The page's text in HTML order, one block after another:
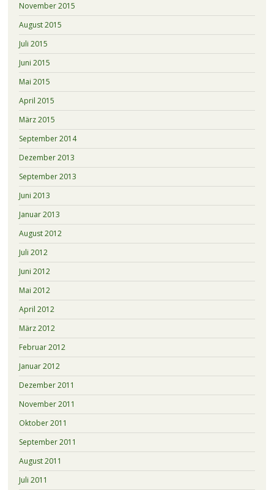
November 2015
August 2015
Juli 2015
Juni 2015
Mai 2015
April 2015
März 2015
September 2014
Dezember 2013
September 2013
Juni 2013
Januar 2013
August 2012
Juli 2012
Juni 2012
Mai 2012
April 2012
März 2012
Februar 2012
Januar 2012
Dezember 2011
November 2011
Oktober 2011
September 2011
August 2011
Juli 2011